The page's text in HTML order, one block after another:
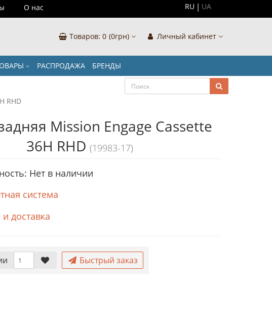
О нас RU UA
(0грн)
Товаров: 0 Личный кабинет
РАСПРОДАЖА БРЕНДЫ
RHD
Mission Engage Cassette
36H RHD (19983-17)
Нет в наличии
система
доставка
Быстрый заказ